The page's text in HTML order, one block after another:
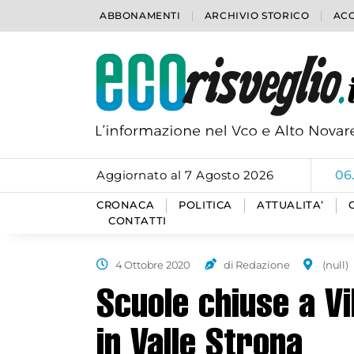
ABBONAMENTI ARCHIVIO STORICO
Aggiornato al 7 Agosto 2026
CRONACA POLITICA ATTUALITA’
CONTATTI
4 Ottobre 2020 di Redazione (null)
Scuole chiuse a